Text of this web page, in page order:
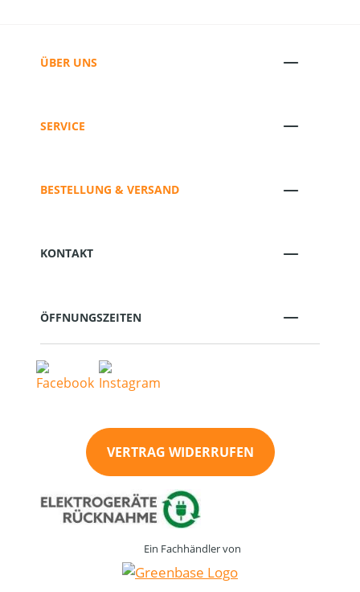
ÜBER UNS
SERVICE
BESTELLUNG & VERSAND
KONTAKT
ÖFFNUNGSZEITEN
VERTRAG WIDERRUFEN
Ein Fachhändler von